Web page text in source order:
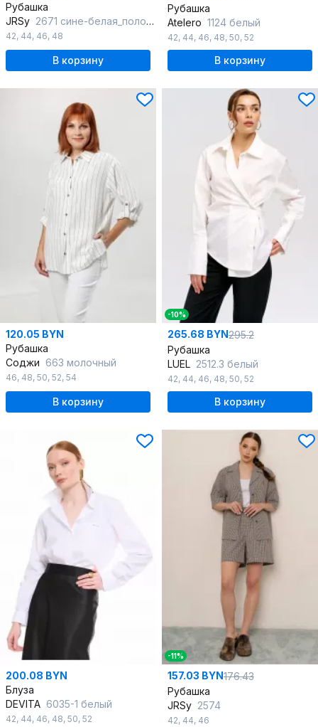
Рубашка
JRSy 2671 сине-белая_полоса
42, 44, 46, 48
В корзину
Рубашка
Atelero 1124 белый
42, 44, 46, 48, 50, 52
В корзину
120.05 BYN
Рубашка
Соджи 663 молочный
46, 48, 50, 52, 54
В корзину
-10%
265.68 BYN295.2
Рубашка
LUEL 2512.3 белый
42, 44, 46, 48, 50, 52
В корзину
200.08 BYN
Блуза
DEVITA 6035-1 белый
42, 44, 46, 48, 50, 52
-11%
157.03 BYN176.43
Рубашка
JRSy 2574
42, 44, 46